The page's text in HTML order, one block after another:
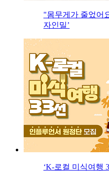
"몸무게가 줄었어
자인밀’
‘K-로컬 미식여행